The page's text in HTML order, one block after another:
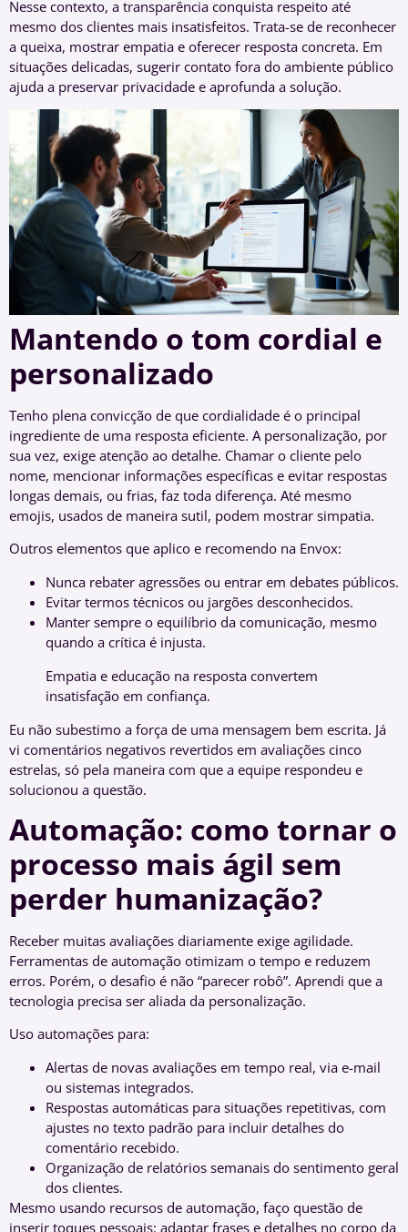
Nesse contexto, a transparência conquista respeito até
mesmo dos clientes mais insatisfeitos. Trata-se de reconhecer
a queixa, mostrar empatia e oferecer resposta concreta. Em
situações delicadas, sugerir contato fora do ambiente público
ajuda a preservar privacidade e aprofunda a solução.
Mantendo o tom cordial e
personalizado
Tenho plena convicção de que cordialidade é o principal
ingrediente de uma resposta eficiente. A personalização, por
sua vez, exige atenção ao detalhe. Chamar o cliente pelo
nome, mencionar informações específicas e evitar respostas
longas demais, ou frias, faz toda diferença. Até mesmo
emojis, usados de maneira sutil, podem mostrar simpatia.
Outros elementos que aplico e recomendo na Envox:
Nunca rebater agressões ou entrar em debates públicos.
Evitar termos técnicos ou jargões desconhecidos.
Manter sempre o equilíbrio da comunicação, mesmo
quando a crítica é injusta.
Empatia e educação na resposta convertem
insatisfação em confiança.
Eu não subestimo a força de uma mensagem bem escrita. Já
vi comentários negativos revertidos em avaliações cinco
estrelas, só pela maneira com que a equipe respondeu e
solucionou a questão.
Automação: como tornar o
processo mais ágil sem
perder humanização?
Receber muitas avaliações diariamente exige agilidade.
Ferramentas de automação otimizam o tempo e reduzem
erros. Porém, o desafio é não “parecer robô”. Aprendi que a
tecnologia precisa ser aliada da personalização.
Uso automações para:
Alertas de novas avaliações em tempo real, via e-mail
ou sistemas integrados.
Respostas automáticas para situações repetitivas, com
ajustes no texto padrão para incluir detalhes do
comentário recebido.
Organização de relatórios semanais do sentimento geral
dos clientes.
Mesmo usando recursos de automação, faço questão de
inserir toques pessoais: adaptar frases e detalhes no corpo da